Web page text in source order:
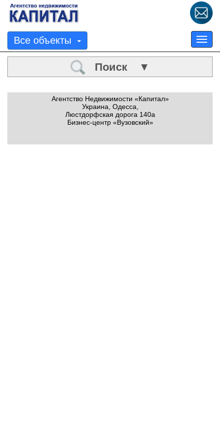
Все объекты
Поиск ▼
Агентство Недвижимости «Капитал»
Украина, Одесса,
Люстдорфская дорога 140а
Бизнес-центр «Вузовский»